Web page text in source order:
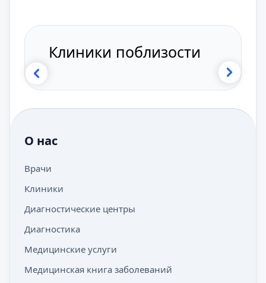
Клиники поблизости
О нас
Врачи
Клиники
Диагностические центры
Диагностика
Медицинские услуги
Медицинская книга заболеваний